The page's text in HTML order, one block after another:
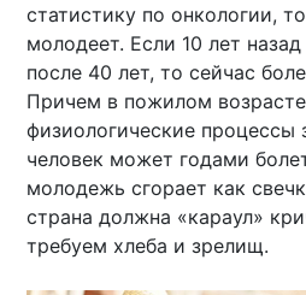
статистику по онкологии,
молодеет. Если 10 лет
после 40 лет, то сейчас
Причем в пожилом
физиологические процессы
человек может годами
молодежь сгорает как
страна должна «караул»
требуем хлеба и зрелищ.